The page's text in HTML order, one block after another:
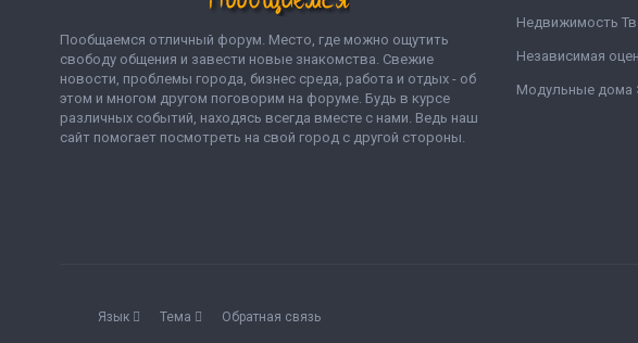
Пообщаемся отличный форум. Место, где можно ощутить
свободу общения и завести новые знакомства. Свежие
новости, проблемы города, бизнес среда, работа и отдых - об
этом и многом другом поговорим на форуме. Будь в курсе
различных событий, находясь всегда вместе с нами. Ведь наш
сайт помогает посмотреть на свой город с другой стороны.
Недвижимость
Независимая
Модульные
Язык Тема Обратная связь